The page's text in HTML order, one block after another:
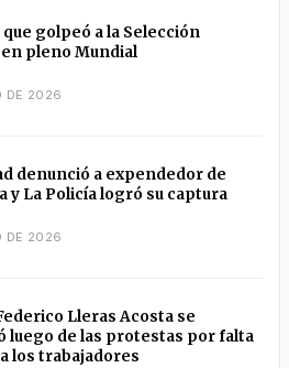
golpeó a la Selección
pleno Mundial
DE 2026
denunció a expendedor de
y La Policía logró su captura
DE 2026
Lleras Acosta se
luego de las protestas por falta
los trabajadores